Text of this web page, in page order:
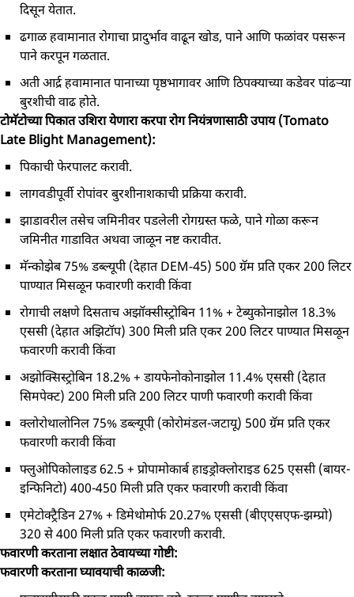
दिसून येतात.
ढगाळ हवामानात रोगाचा प्रादुर्भाव वाढून खोड, पाने आणि फळांवर पसरून
पाने करपून गळतात.
अती आर्द्र हवामानात पानाच्या पृष्ठभागावर आणि ठिपक्‍याच्या कडेवर पांढऱ्या
बुरशीची वाढ होते.
टोमॅटोच्या पिकात उशिरा येणारा करपा रोग नियंत्रणासाठी उपाय (Tomato
Late Blight Management):
पिकाची फेरपालट करावी.
लागवडीपूर्वी रोपांवर बुरशीनाशकाची प्रक्रिया करावी.
झाडावरील तसेच जमिनीवर पडलेली रोगग्रस्त फळे, पाने गोळा करून
जमिनीत गाडावित अथवा जाळून नष्ट करावीत.
मॅन्कोझेब 75% डब्ल्यूपी (देहात DEM-45) 500 ग्रॅम प्रति एकर 200 लिटर
पाण्यात मिसळून फवारणी करावी किंवा
रोगाची लक्षणे दिसताच अझॉक्सीस्ट्रोबिन 11% + टेब्युकोनाझोल 18.3%
एससी (देहात अझिटॉप) 300 मिली प्रति एकर 200 लिटर पाण्यात मिसळून
फवारणी करावी किंवा
अझोक्सिस्ट्रोबिन 18.2% + डायफेनोकोनाझोल 11.4% एससी (देहात
सिमपेक्ट) 200 मिली प्रति 200 लिटर पाणी फवारणी करावी किंवा
क्लोरोथालोनिल 75% डब्ल्यूपी (कोरोमंडल-जटायू) 500 ग्रॅम प्रति एकर
फवारणी करावी किंवा
फ्लुओपिकोलाइड 62.5 + प्रोपामोकार्ब हाइड्रोक्लोराइड 625 एससी (बायर-
इन्फिनिटो) 400-450 मिली प्रति एकर फवारणी करावी किंवा
एमेटोक्ट्रैडिन 27% + डिमेथोमोर्फ 20.27% एससी (बीएएसएफ-झम्प्रो)
320 से 400 मिली प्रति एकर फवारणी करावी.
फवारणी करताना लक्षात ठेवायच्या गोष्टी:
फवारणी करताना घ्यावयाची काळजी: